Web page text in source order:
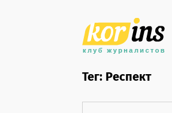
Тег: Респект